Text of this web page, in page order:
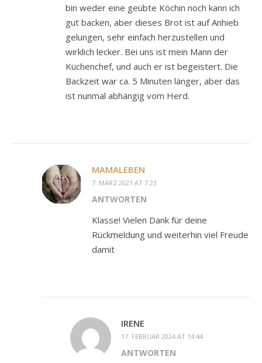
bin weder eine geübte Köchin noch kann ich
gut backen, aber dieses Brot ist auf Anhieb
gelungen, sehr einfach herzustellen und
wirklich lecker. Bei uns ist mein Mann der
Küchenchef, und auch er ist begeistert. Die
Backzeit war ca. 5 Minuten länger, aber das
ist nunmal abhängig vom Herd.
MAMALEBEN
7. MÄRZ 2021 AT 7:23
ANTWORTEN
Klasse! Vielen Dank für deine
Rückmeldung und weiterhin viel Freude
damit
IRENE
17. FEBRUAR 2024 AT 14:44
ANTWORTEN